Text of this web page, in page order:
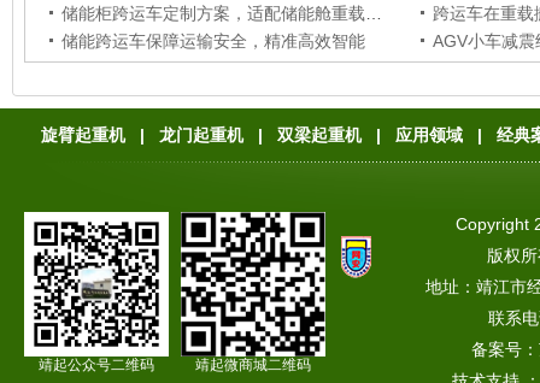
跨运车在重载
储能跨运车保障运输安全，精准高效智能
旋臂起重机 | 龙门起重机 | 双梁起重机 | 应用领域 | 经典
Copyright
版权
地址：靖江市
联系
备案号：
靖起公众号二维码 靖起微商城二维码